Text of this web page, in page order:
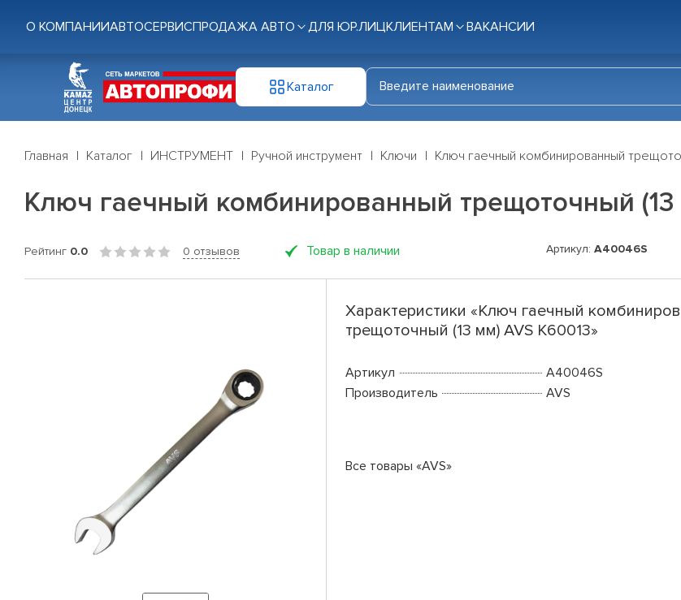
О КОМПАНИИАВТОСЕРВИСПРОДАЖА АВТО ДЛЯ ЮР.ЛИЦКЛИЕНТАМ ВАКАНСИИ
Каталог
Главная Каталог ИНСТРУМЕНТ Ручной инструмент Ключи Ключ гаечный комбинированный
Ключ гаечный комбинированный трещоточный (13
Рейтинг 0.0 0 отзывов Товар в наличии Артикул: A40046S
Характеристики «Ключ гаечный
трещоточный (13 мм) AVS K60013»
Артикул
A40046S
Производитель
AVS
Все товары «AVS»